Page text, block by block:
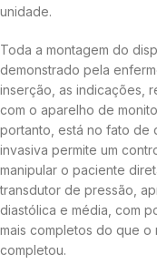
unidade.
Toda a montagem do
demonstrado pela
inserção, as indicações,
com o aparelho de
portanto, está no fato de
invasiva permite um
manipular o paciente
transdutor de pressão,
diastólica e média, com
mais completos do que o
completou.